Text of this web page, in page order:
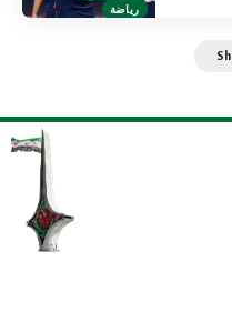
رياضة